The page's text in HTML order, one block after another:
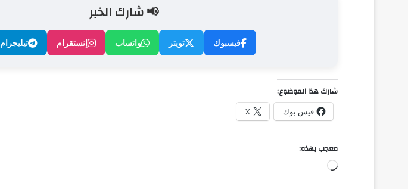
📢 شارك الخبر
فيسبوك تويتر واتساب إنستقرام تيليجرام
شارك هذا الموضوع:
فيس بوك X
معجب بهذه:
جاري